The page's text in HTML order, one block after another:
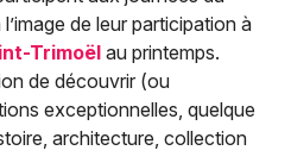
de leur participation à
Trimoël au printemps.
de découvrir (ou
exceptionnelles, quelque
architecture, collection